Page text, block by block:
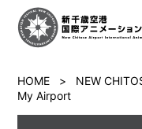
HOME > NEW
My Airport